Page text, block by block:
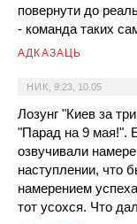
повернути до
- команда таких
АДКАЗАЦЬ
НИК ,9:23, 10.05
Лозунг "Киев за
"Парад на 9 мая!".
озвучивали
наступлении, что
намерением
тот усохся. Что